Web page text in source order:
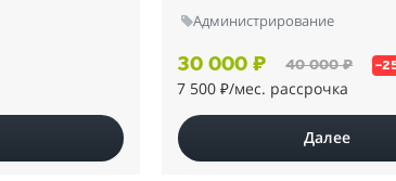
Администрирование
30 000 ₽ 40 000 ₽
7 500 ₽/мес. рассрочка
Далее